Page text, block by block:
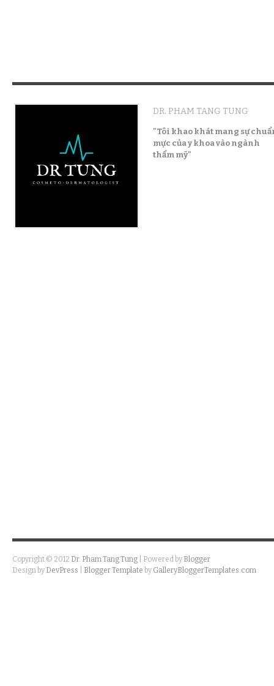
DR. PHAM TANG TUNG
"Tôi khao khát mang sự
mực của y khoa vào ngành
thẩm mỹ"
Copyright © 2012 Dr. Pham Tang Tung | Powered by Blogger
Design by DevPress Blogger Template by GalleryBloggerTemplates.com